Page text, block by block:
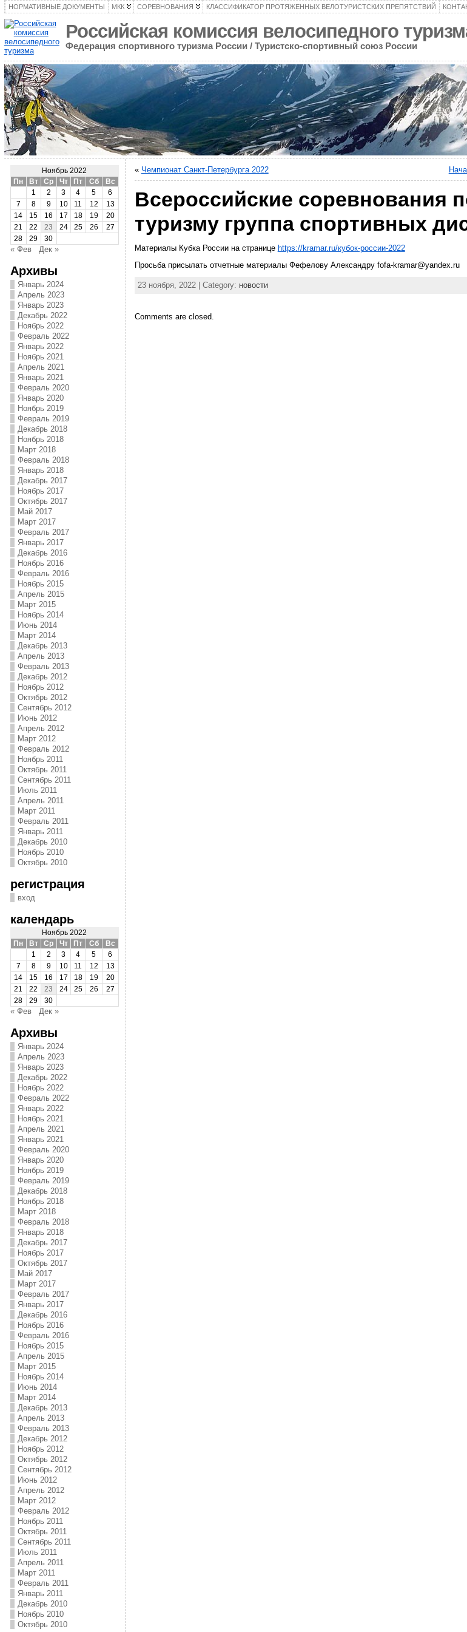
НОРМАТИВНЫЕ ДОКУМЕНТЫ МКК СОРЕВНОВАНИЯ КЛАССИФИКАТОР ПРОТЯЖЕННЫХ ВЕЛОТУРИСТСКИХ ПРЕПЯТСТВИЙ
Российская комиссия велосипедного
Федерация спортивного туризма России / Туристско-спортивный союз России
Ноябрь 2022
Пн
Вт Ср Чт Пт Сб
Вс
1
2 3 4 5
6
7
8 9 10 11 12
13
14
15 16 17 18 19
20
21
22 23 24 25 26
27
28
29 30
« Фев Дек »
Архивы
Январь 2024
Апрель 2023
Январь 2023
Декабрь 2022
Ноябрь 2022
Февраль 2022
Январь 2022
Ноябрь 2021
Апрель 2021
Январь 2021
Февраль 2020
Январь 2020
Ноябрь 2019
Февраль 2019
Декабрь 2018
Ноябрь 2018
Март 2018
Февраль 2018
Январь 2018
Декабрь 2017
Ноябрь 2017
Октябрь 2017
Май 2017
Март 2017
Февраль 2017
Январь 2017
Декабрь 2016
Ноябрь 2016
Февраль 2016
Ноябрь 2015
Апрель 2015
Март 2015
Ноябрь 2014
Июнь 2014
Март 2014
Декабрь 2013
Апрель 2013
Февраль 2013
Декабрь 2012
Ноябрь 2012
Октябрь 2012
Сентябрь 2012
Июнь 2012
Апрель 2012
Март 2012
Февраль 2012
Ноябрь 2011
Октябрь 2011
Сентябрь 2011
Июль 2011
Апрель 2011
Март 2011
Февраль 2011
Январь 2011
Декабрь 2010
Ноябрь 2010
Октябрь 2010
регистрация
вход
календарь
Ноябрь 2022
Пн
Вт Ср Чт Пт Сб
Вс
1
2 3 4 5
6
7
8 9 10 11 12
13
14
15 16 17 18 19
20
21
22 23 24 25 26
27
28
29 30
« Фев Дек »
Архивы
Январь 2024
Апрель 2023
Январь 2023
Декабрь 2022
Ноябрь 2022
Февраль 2022
Январь 2022
Ноябрь 2021
Апрель 2021
Январь 2021
Февраль 2020
Январь 2020
Ноябрь 2019
Февраль 2019
Декабрь 2018
Ноябрь 2018
Март 2018
Февраль 2018
Январь 2018
Декабрь 2017
Ноябрь 2017
Октябрь 2017
Май 2017
Март 2017
Февраль 2017
Январь 2017
Декабрь 2016
Ноябрь 2016
Февраль 2016
Ноябрь 2015
Апрель 2015
Март 2015
Ноябрь 2014
Июнь 2014
Март 2014
Декабрь 2013
Апрель 2013
Февраль 2013
Декабрь 2012
Ноябрь 2012
Октябрь 2012
Сентябрь 2012
Июнь 2012
Апрель 2012
Март 2012
Февраль 2012
Ноябрь 2011
Октябрь 2011
Сентябрь 2011
Июль 2011
Апрель 2011
Март 2011
Февраль 2011
Январь 2011
Декабрь 2010
Ноябрь 2010
Октябрь 2010
« Чемпионат Санкт-Петербурга 2022
Всероссийские соревнования
туризму группа спортивных
Материалы Кубка России на странице https://kramar.ru/кубок-россии-2022
Просьба присылать отчетные материалы Фефелову Александру fofa-kramar@yandex.ru
23 ноября, 2022 | Category: новости
Comments are closed.